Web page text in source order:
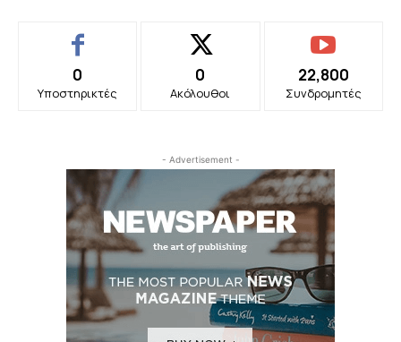
0
Υποστηρικτές
0
Ακόλουθοι
22,800
Συνδρομητές
- Advertisement -